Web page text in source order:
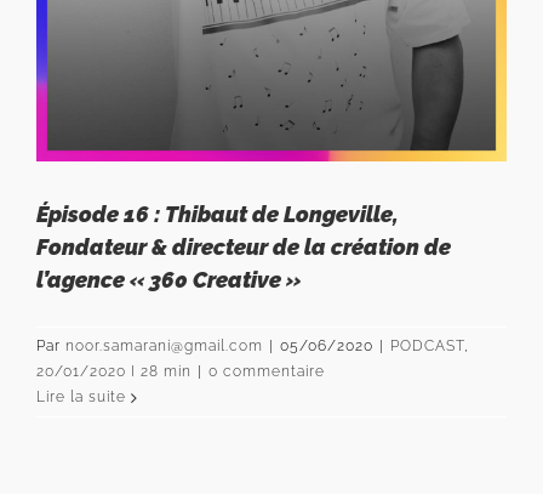
Épisode 16 : Thibaut de Longeville,
Fondateur & directeur de la création de
l’agence « 360 Creative »
Par noor.samarani@gmail.com 05/06/2020 PODCAST,
20/01/2020 I 28 min
0 commentaire
Lire la suite